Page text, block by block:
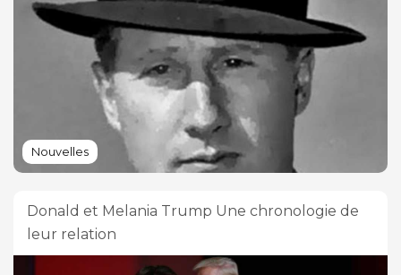
Nouvelles
Donald et Melania Trump Une chronologie de
leur relation